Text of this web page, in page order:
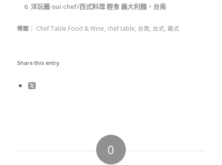
洋玩藝 oui chef/西式料理 輕食 義大利麵‧台南
標籤： Chef Table Food & Wine chef table 台南 台式 義式
Share this entry
0